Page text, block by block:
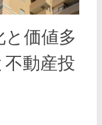
価値多
動産投